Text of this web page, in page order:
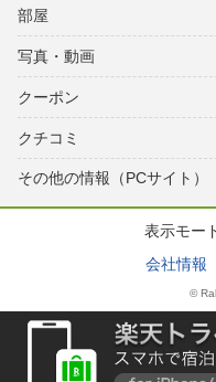
部屋
写真・動画
クーポン
クチコミ
その他の情報（PCサイト）
表示モー
会社情報
©